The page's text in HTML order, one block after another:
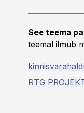
See teema
teemal ilmub
RTG